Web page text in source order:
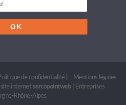
de confidentialité
__Mentions légales
internet sercopointweb| Entreprises
Rhône-Alpes